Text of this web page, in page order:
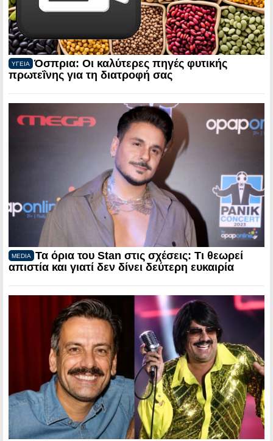
ΥΓΕΙΑ
Όσπρια: Οι καλύτερες πηγές φυτικής
πρωτεΐνης για τη διατροφή σας
MEDIA
Τα όρια του Stan στις σχέσεις: Τι θεωρεί
απιστία και γιατί δεν δίνει δεύτερη ευκαιρία